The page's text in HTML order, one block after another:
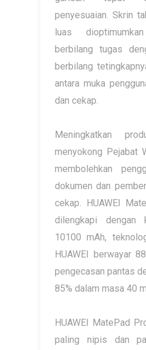
penyesuaian. Skrin
luas
berbilang tugas
berbilang
antara muka
dan cekap.
Meningkatkan
menyokong Pejabat
membolehkan
dokumen dan
cekap. HUAWEI
dilengkapi dengan
10100 mAh,
HUAWEI berwayar
pengecasan pantas
85% dalam masa 40
HUAWEI MatePad
paling nipis dan